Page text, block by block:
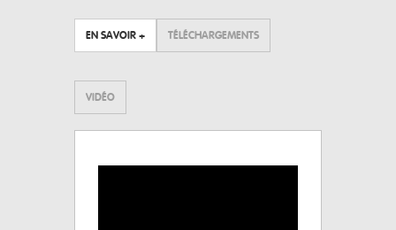
EN SAVOIR + TÉLÉCHARGEMENTS
VIDÉO